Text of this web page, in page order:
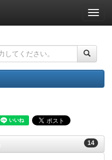
ナ
ビ
ー
ョ
ン
14